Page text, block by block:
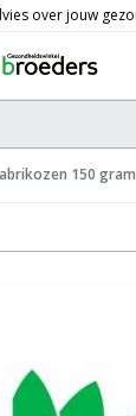
150 gram